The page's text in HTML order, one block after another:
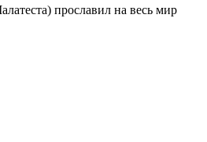
прославил на весь мир